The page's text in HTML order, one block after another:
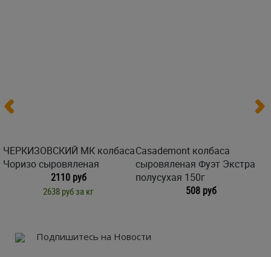
ЧЕРКИЗОВСКИЙ МК колбаса
Чоризо сыровяленая
2110 руб
2638 руб за кг
Casademont колбаса
сыровяленая Фуэт Экстра
полусухая 150г
508 руб
Подпишитесь на Новости